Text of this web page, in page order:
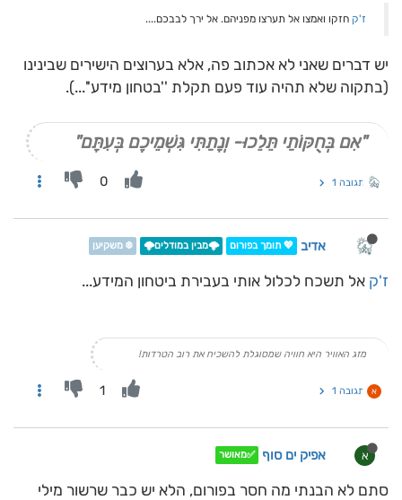
ז'ק חזקו ואמצו אל תערצו מפניהם. אל ירך לבבכם....
יש דברים שאני לא אכתוב פה, אלא בערוצים הישירים שבינינו
(בתקוה שלא תהיה עוד פעם תקלת ''בטחון מידע''...).
"אִם בְּחֻקּוֹתַי תֵּלֵכוּ- וְנָתַתִּי גִּשְׁמֵיכֶם בְּעִתָּם"
תגובה 1 0
אדיב 💖 תומך בפורום 🌩️מבין במודלים🌩️ ❄️ משקיען
ז'ק אל תשכח לכלול אותי בעבירת ביטחון המידע...
מזג האוויר היא חוויה שמסוגלת להשכיח את רוב הטרדות!
א תגובה 1 1
א אפיק ים סוף ✅מאושר
סתם לא הבנתי מה חסר בפורום, הלא יש כבר שרשור מילי